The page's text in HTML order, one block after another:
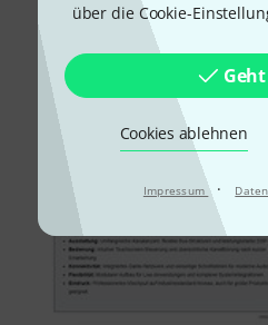
über die Cookie-
Cookies ablehnen
Impressum ·